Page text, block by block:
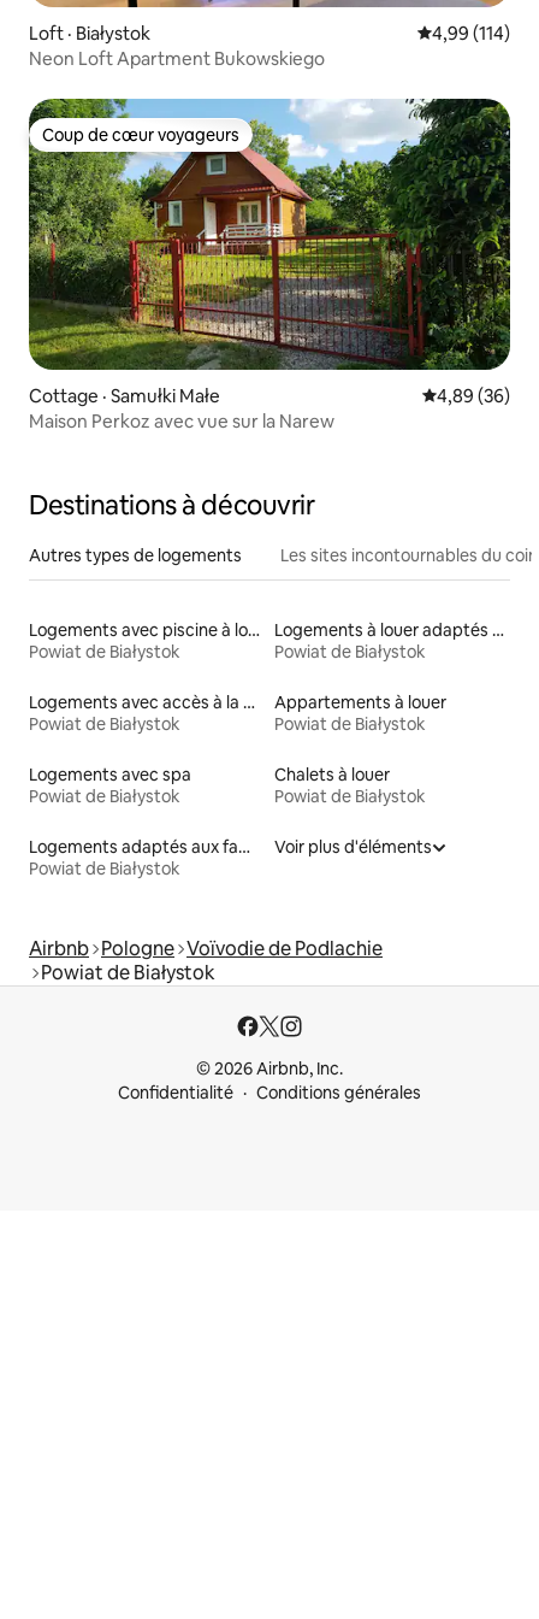
Loft · Białystok Note
4,99 (114)
Neon Loft Apartment Bukowskiego
Coup de cœur voyageurs
Coup de cœur voyageurs
Cottage · Samułki Małe Note
4,89 (36)
Maison Perkoz avec vue sur la Narew
Destinations à découvrir
Autres types de logements Les sites incontournables du coin
Logements avec piscine à louer
Powiat de Białystok
Logements à louer adaptés aux animaux
Powiat de Białystok
Logements avec accès à la plage
Powiat de Białystok
Appartements à louer
Powiat de Białystok
Logements avec spa
Powiat de Białystok
Chalets à louer
Powiat de Białystok
Logements adaptés aux familles à louer
Powiat de Białystok
Voir plus d'éléments
Airbnb Pologne Voïvodie de Podlachie
Powiat de Białystok
© 2026 Airbnb, Inc.
Confidentialité
Conditions générales